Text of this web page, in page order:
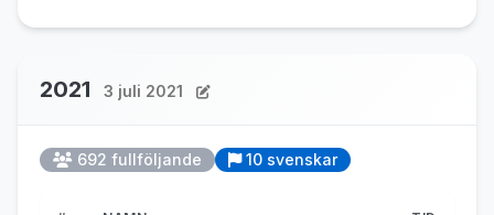
2021 3 juli 2021
692 fullföljande 10 svenskar